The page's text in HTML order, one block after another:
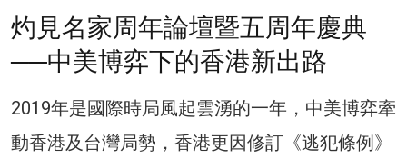
灼見名家周年論壇暨五周年慶典
──中美博弈下的香港新出路
2019年是國際時局風起雲湧的一年，中美博弈牽
動香港及台灣局勢，香港更因修訂《逃犯條例》